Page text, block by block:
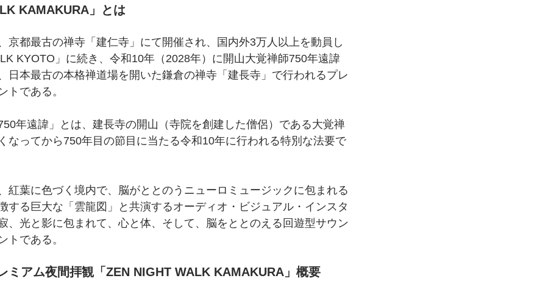
KAMAKURA」とは
京都最古の禅寺「建仁寺」にて開催され、国内外3万人以上を動員し
KYOTO」に続き、令和10年（2028年）に開山大覚禅師750年遠諱
日本最古の本格禅道場を開いた鎌倉の禅寺「建長寺」で行われるプレ
トである。
年遠諱」とは、建長寺の開山（寺院を創建した僧侶）である大覚禅
なってから750年目の節目に当たる令和10年に行われる特別な法要で
紅葉に色づく境内で、脳がととのうニューロミュージックに包まれる
する巨大な「雲龍図」と共演するオーディオ・ビジュアル・インスタ
、光と影に包まれて、心と体、そして、脳をととのえる回遊型サウン
トである。
ミアム夜間拝観「ZEN NIGHT WALK KAMAKURA」概要